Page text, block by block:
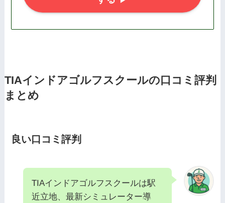
TIAインドアゴルフスクールの口コミ評判
まとめ
良い口コミ評判
TIAインドアゴルフスクールは駅
近立地、最新シミュレーター導